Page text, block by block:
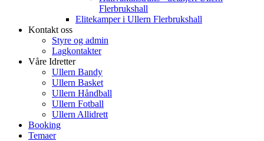
Flerbrukshall
Elitekamper i Ullern Flerbrukshall
Kontakt oss
Styre og admin
Lagkontakter
Våre Idretter
Ullern Bandy
Ullern Basket
Ullern Håndball
Ullern Fotball
Ullern Allidrett
Booking
Temaer